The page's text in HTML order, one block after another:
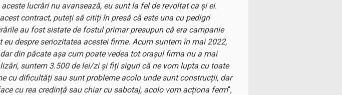
lucrări nu avansează, eu sunt la fel de revoltat ca și ei.
contract, puteți să citiți în presă că este una cu pedigri
au fost sistate de fostul primar presupun că era campanie
despre seriozitatea acestei firme. Acum suntem în mai 2022,
din păcate așa cum poate vedea tot orașul firma nu a mai
suntem 3.500 de lei/zi și fiți siguri că ne vom lupta cu toate
cu dificultăți sau sunt probleme acolo unde sunt construcții, dar
cu rea credință sau chiar cu sabotaj, acolo vom acționa ferm“,